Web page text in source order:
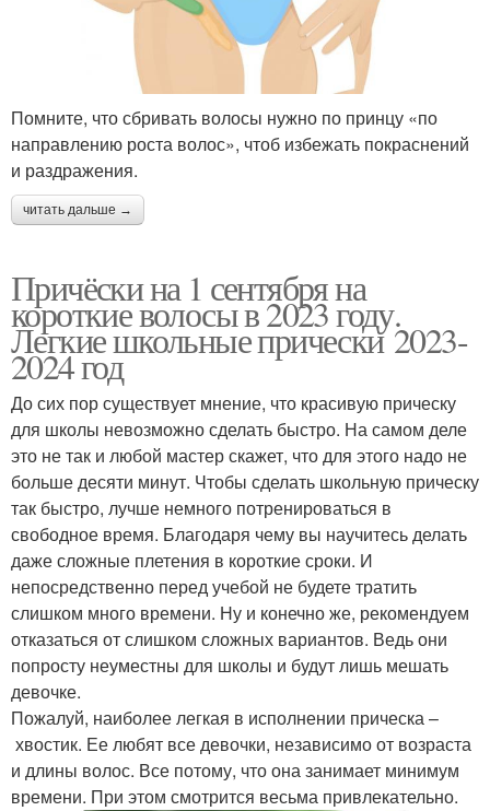
Помните, что сбривать волосы нужно по принцу «по
направлению роста волос», чтоб избежать покраснений
и раздражения.
читать дальше →
Причёски на 1 сентября на
короткие волосы в 2023 году.
Легкие школьные прически 2023-
2024 год
До сих пор существует мнение, что красивую прическу
для школы невозможно сделать быстро. На самом деле
это не так и любой мастер скажет, что для этого надо не
больше десяти минут. Чтобы сделать школьную прическу
так быстро, лучше немного потренироваться в
свободное время. Благодаря чему вы научитесь делать
даже сложные плетения в короткие сроки. И
непосредственно перед учебой не будете тратить
слишком много времени. Ну и конечно же, рекомендуем
отказаться от слишком сложных вариантов. Ведь они
попросту неуместны для школы и будут лишь мешать
девочке.
Пожалуй, наиболее легкая в исполнении прическа –
хвостик. Ее любят все девочки, независимо от возраста
и длины волос. Все потому, что она занимает минимум
времени. При этом смотрится весьма привлекательно.